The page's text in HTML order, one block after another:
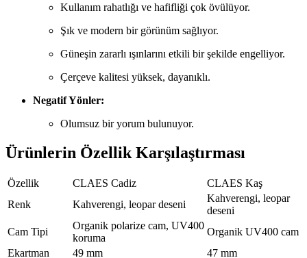
Kullanım rahatlığı ve hafifliği çok övülüyor.
Şık ve modern bir görünüm sağlıyor.
Güneşin zararlı ışınlarını etkili bir şekilde engelliyor.
Çerçeve kalitesi yüksek, dayanıklı.
Negatif Yönler:
Olumsuz bir yorum bulunuyor.
Ürünlerin Özellik Karşılaştırması
Özellik CLAES Cadiz
CLAES Kaş
Renk
Kahverengi, leopar deseni
Kahverengi, leopar
deseni
Cam Tipi
Organik polarize cam, UV400
koruma
Organik UV400 cam
Ekartman
49 mm
47 mm